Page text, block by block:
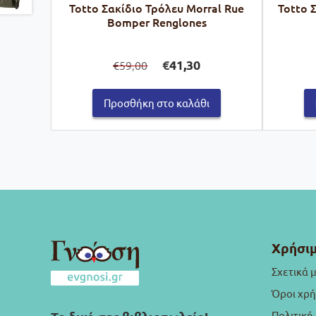
Totto Σακίδιο Τρόλευ Morral Rue
Bomper Renglones
€59,00
price
€59,00.
€41,30τρέχουσα
είναι:
€41,30.
Προσθήκη στο καλάθι
Totto
Σχετικά
Όροι